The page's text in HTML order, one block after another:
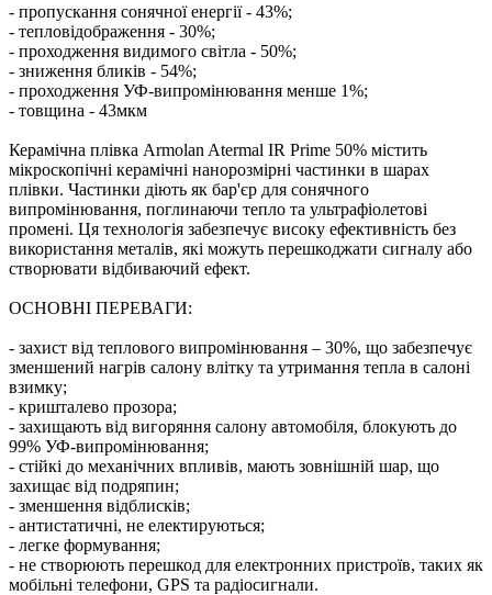
- пропускання сонячної енергії - 43%;
- тепловідображення - 30%;
- проходження видимого світла - 50%;
- зниження бликів - 54%;
- проходження УФ-випромінювання менше 1%;
- товщина - 43мкм
Керамічна плівка Armolan Atermal IR Prime 50% містить
мікроскопічні керамічні нанорозмірні частинки в шарах
плівки. Частинки діють як бар'єр для сонячного
випромінювання, поглинаючи тепло та ультрафіолетові
промені. Ця технологія забезпечує високу ефективність без
використання металів, які можуть перешкоджати сигналу або
створювати відбиваючий ефект.
ОСНОВНІ ПЕРЕВАГИ:
- захист від теплового випромінювання – 30%, що забезпечує
зменшений нагрів салону влітку та утримання тепла в салоні
взимку;
- кришталево прозора;
- захищають від вигоряння салону автомобіля, блокують до
99% УФ-випромінювання;
- стійкі до механічних впливів, мають зовнішній шар, що
захищає від подряпин;
- зменшення відблисків;
- антистатичні, не електируються;
- легке формування;
- не створюють перешкод для електронних пристроїв, таких як
мобільні телефони, GPS та радіосигнали.